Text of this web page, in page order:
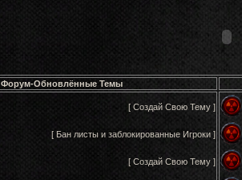
Форум-Обновлённые Темы
[ Создай Свою Тему ]
[ Бан листы и заблокированные Игроки ]
[ Создай Свою Тему ]